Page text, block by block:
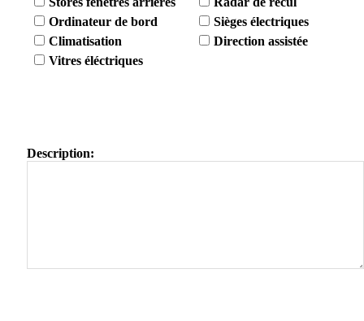
Ordinateur de bord
Sièges électriques
Climatisation
Direction assistée
Vitres éléctriques
Description: